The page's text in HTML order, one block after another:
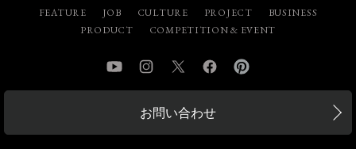
FEATURE JOB CULTURE PROJECT
BUSINESS
PRODUCT
COMPETITION & EVENT
YouTube InstagramTwitter Facebook
お問い合わせ